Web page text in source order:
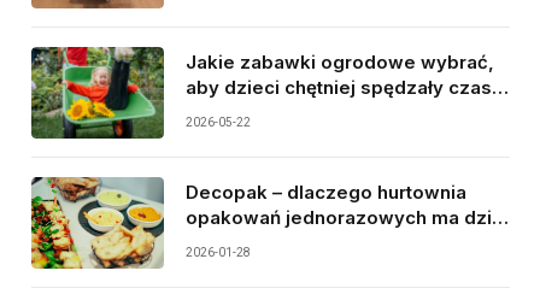
Jakie zabawki ogrodowe wybrać,
aby dzieci chętniej spędzały czas
na świeżym powietrzu?
2026-05-22
Decopak – dlaczego hurtownia
opakowań jednorazowych ma dziś
tak duże znaczenie dla
2026-01-28